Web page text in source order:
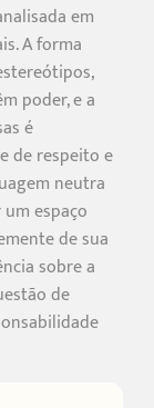
em
A forma
poder, e a
é
de respeito e
neutra
espaço
de sua
sobre a
de